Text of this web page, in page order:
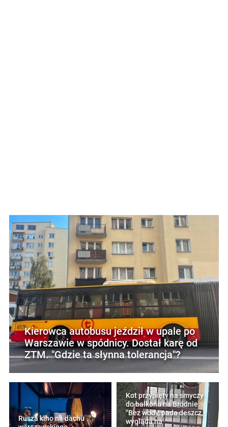
Kierowca autobusu jeździł w upale po
Warszawie w spódnicy. Dostał karę od
ZTM. "Gdzie ta słynna tolerancja"?
Rusza kino na dachu
Kot przypięty na smyczy
do balkonu na Bródnie.
"Bez wody, pada deszcz,
wygląda na